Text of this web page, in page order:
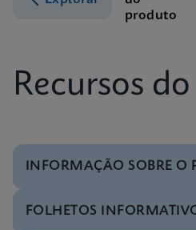
produto
Recursos
INFORMAÇÃO SOBRE O
Menu de teste
FOLHETOS